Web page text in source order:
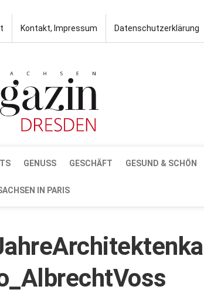
Kontakt, Impressum Datenschutzerklärung
GENUSS GESCHÄFT GESUND & SCHÖN
IN PARIS